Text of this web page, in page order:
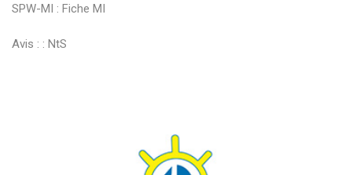
SPW-MI : Fiche MI
Avis : : NtS